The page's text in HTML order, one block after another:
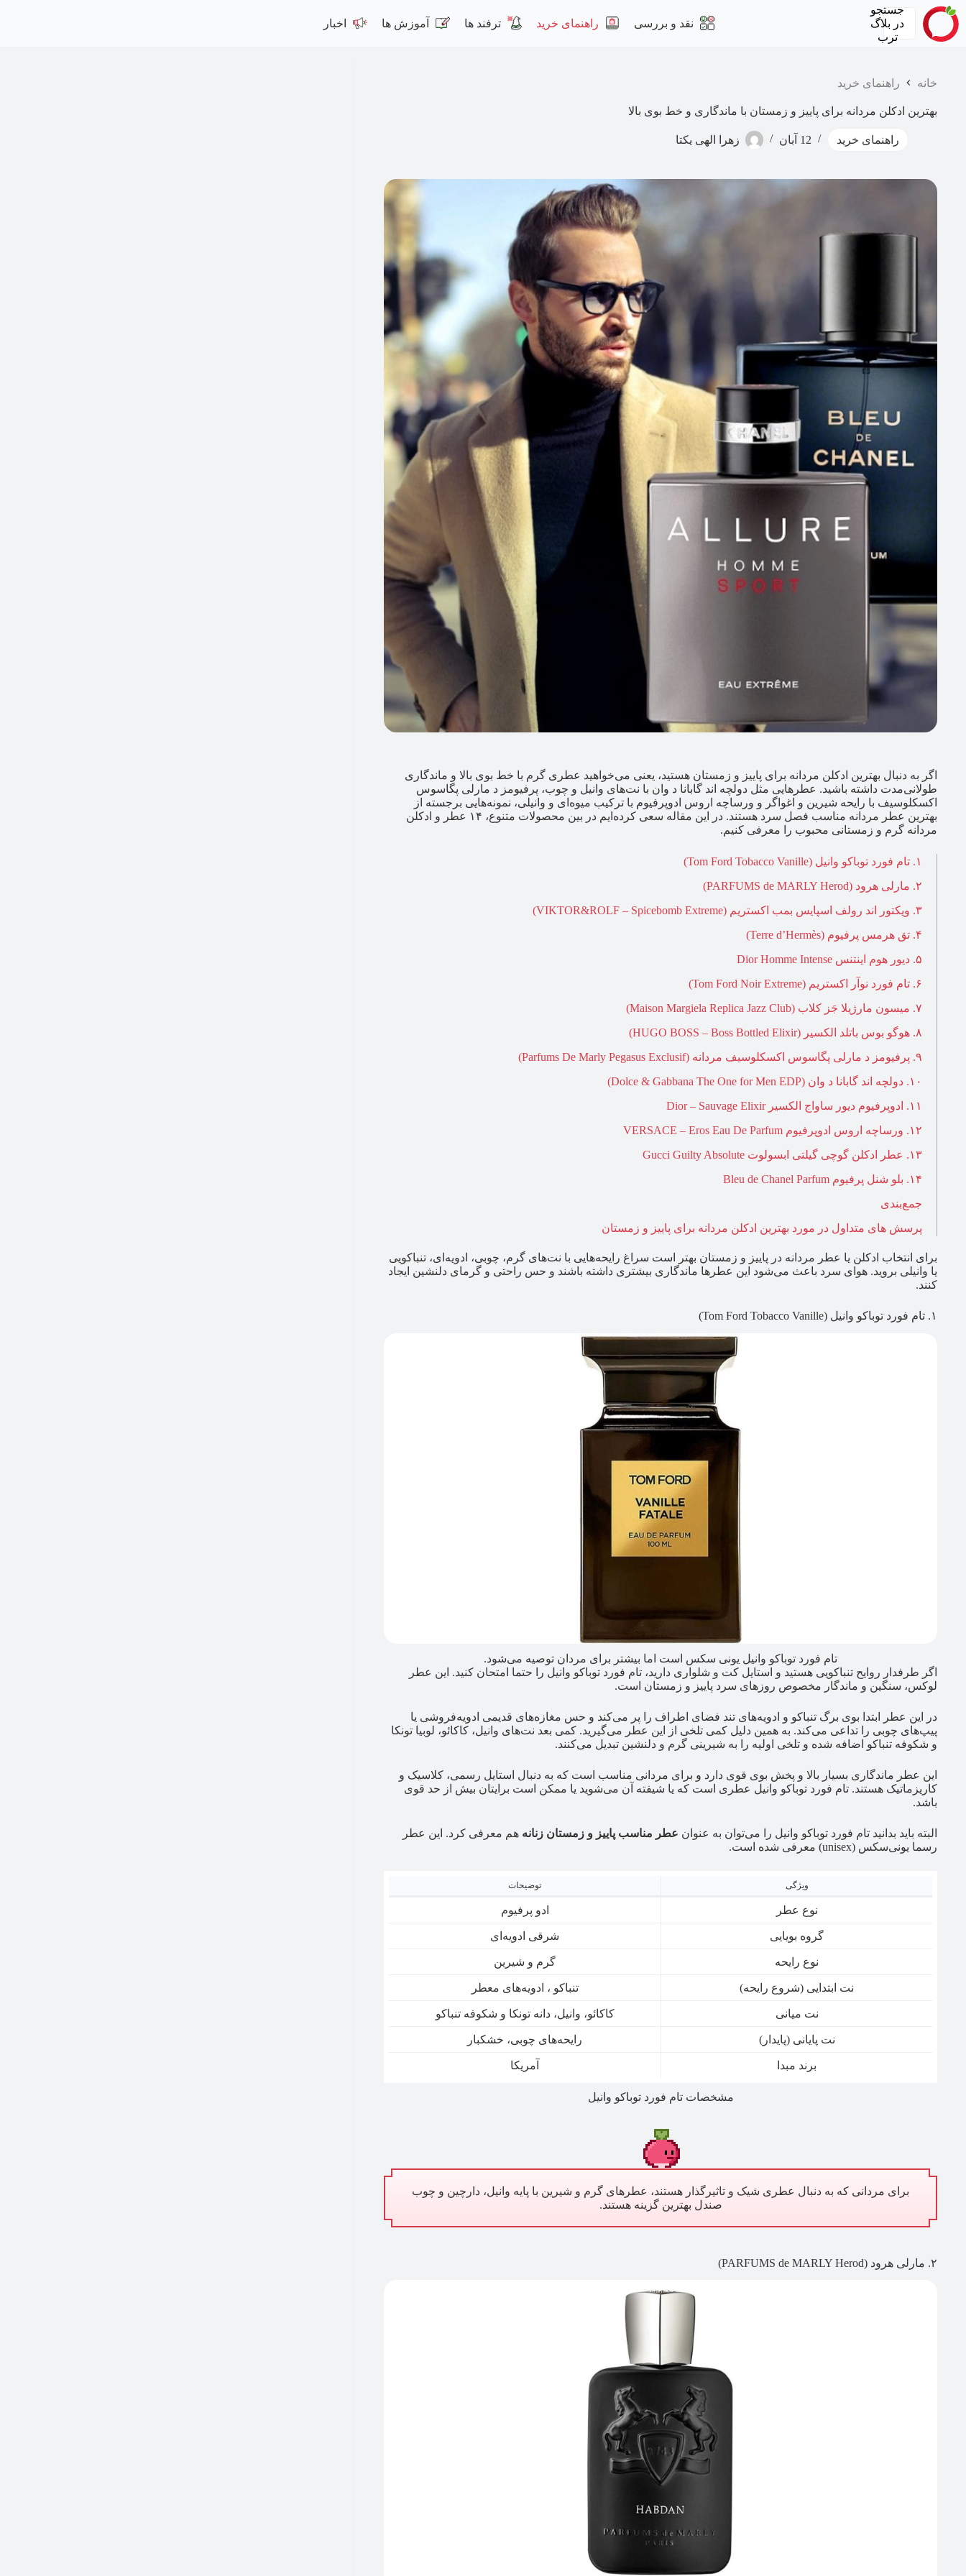
پرش
به
محتوا
جستجو
در بلاگ
ترب
نقد و بررسی راهنمای خرید ترفند ها آموزش ها اخبار
خانه راهنمای خرید
بهترین ادکلن مردانه برای پاییز و زمستان با ماندگاری و خط بوی بالا
راهنمای خرید 12 آبان زهرا الهی یکتا
اگر به دنبال بهترین ادکلن مردانه برای پاییز و زمستان هستید، یعنی می‌خواهید عطری گرم با خط بوی بالا و ماندگاری
طولانی‌مدت داشته باشید. عطرهایی مثل دولچه اند گابانا د وان با نت‌های وانیل و چوب، پرفیومز د مارلی پگاسوس
اکسکلوسیف با رایحه شیرین و اغواگر و ورساچه اروس ادوپرفیوم با ترکیب میوه‌ای و وانیلی، نمونه‌هایی برجسته‌ از
بهترین عطر مردانه مناسب فصل سرد هستند. در این مقاله سعی کرده‌ایم در بین محصولات متنوع، ۱۴ عطر و ادکلن
مردانه گرم و زمستانی محبوب را معرفی کنیم.
۱. تام فورد توباکو وانیل (Tom Ford Tobacco Vanille)
۲. مارلی هرود (PARFUMS de MARLY Herod)
۳. ویکتور اند رولف اسپایس بمب اکستریم (VIKTOR&ROLF – Spicebomb Extreme)
۴. تق هرمس پرفیوم (Terre d’Hermès)
۵. دیور هوم اینتنس Dior Homme Intense
۶. تام فورد نوآر اکستریم (Tom Ford Noir Extreme)
۷. میسون مارژیلا جَز کلاب (Maison Margiela Replica Jazz Club)
۸. هوگو بوس باتلد الکسیر (HUGO BOSS – Boss Bottled Elixir)
۹. پرفیومز د مارلی پگاسوس اکسکلوسیف مردانه (Parfums De Marly Pegasus Exclusif)
۱۰. دولچه اند گابانا د وان (Dolce & Gabbana The One for Men EDP)
۱۱. ادوپرفیوم دیور ساواج الکسیر Dior – Sauvage Elixir
۱۲. ورساچه اروس ادوپرفیوم VERSACE – Eros Eau De Parfum
۱۳. عطر ادکلن گوچی گیلتی ابسولوت Gucci Guilty Absolute
۱۴. بلو شنل پرفیوم Bleu de Chanel Parfum
جمع‌بندی
پرسش های متداول در مورد بهترین ادکلن مردانه برای پاییز و زمستان
برای انتخاب ادکلن یا عطر مردانه در پاییز و زمستان بهتر است سراغ رایحه‌هایی با نت‌های گرم، چوبی، ادویه‌ای، تنباکویی
یا وانیلی بروید. هوای سرد باعث می‌شود این عطرها ماندگاری بیشتری داشته باشند و حس راحتی و گرمای دلنشین ایجاد
کنند.
۱. تام فورد توباکو وانیل (Tom Ford Tobacco Vanille)
تام فورد توباکو وانیل یونی سکس است اما بیشتر برای مردان توصیه می‌شود.
اگر طرفدار روایح تنباکویی هستید و استایل کت و شلواری دارید، تام فورد توباکو وانیل را حتما امتحان کنید. این عطر
لوکس، سنگین و ماندگار مخصوص روزهای سرد پاییز و زمستان است.
در این عطر ابتدا بوی برگ تنباکو و ادویه‌های تند فضای اطراف را پر می‌کند و حس مغازه‌های قدیمی ادویه‌فروشی یا
پیپ‌های چوبی را تداعی می‌کند. به همین دلیل کمی تلخی از این عطر می‌گیرید. کمی بعد نت‌های وانیل، کاکائو، لوبیا تونکا
و شکوفه تنباکو اضافه شده و تلخی اولیه را به شیرینی گرم و دلنشین تبدیل می‌کنند.
این عطر ماندگاری بسیار بالا و پخش بوی قوی دارد و برای مردانی مناسب است که به دنبال استایل رسمی، کلاسیک و
کاریزماتیک هستند. تام فورد توباکو وانیل عطری است که یا شیفته آن می‌شوید یا ممکن است برایتان بیش از حد قوی
باشد.
البته باید بدانید تام فورد توباکو وانیل را می‌توان به عنوان عطر مناسب پاییز و زمستان زنانه هم معرفی کرد. این عطر
رسما یونی‌سکس (unisex) معرفی شده است.
ویژگی توضیحات
نوع عطر ادو پرفیوم
گروه بویایی شرقی ادویه‌ای
نوع رایحه گرم و شیرین
نت ابتدایی (شروع رایحه) تنباکو ، ادویه‌های معطر
نت میانی کاکائو، وانیل، دانه تونکا و شکوفه تنباکو
نت پایانی (پایدار) رایحه‌های چوبی، خشکبار
برند مبدا آمریکا
مشخصات تام فورد توباکو وانیل
برای مردانی که به دنبال عطری شیک و تاثیر‌گذار هستند، عطرهای گرم و شیرین با پایه‌ وانیل، دارچین و چوب
صندل بهترین گزینه‌ هستند.
۲. مارلی هرود (PARFUMS de MARLY Herod)